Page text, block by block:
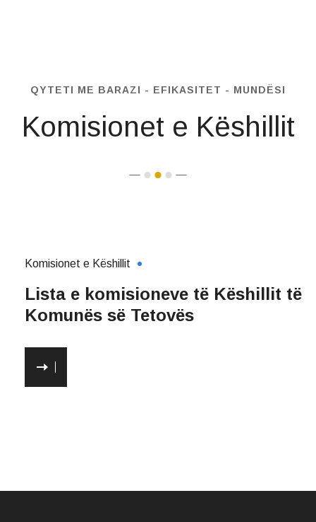
QYTETI ME BARAZI - EFIKASITET - MUNDËSI
Komisionet e Këshillit
Komisionet e Këshillit
Lista e komisioneve të Këshillit të
Komunës së Tetovës